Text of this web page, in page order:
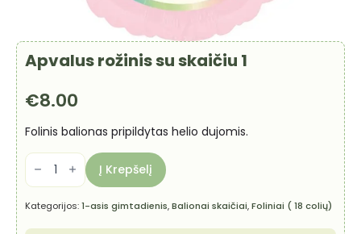
Apvalus rožinis su skaičiu 1
€8.00
Folinis balionas pripildytas helio dujomis.
produkto
kiekis:
Apvalus
rožinis
su
skaičiu
Į Krepšelį
Kategorijos:1-asis gimtadienis,Balionai skaičiai,Foliniai ( 18 colių)